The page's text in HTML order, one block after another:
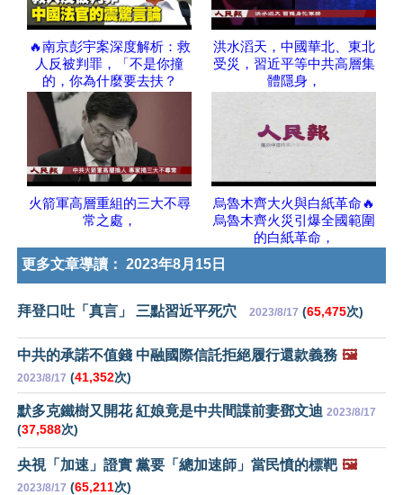
🔥南京彭宇案深度解析：救
人反被判罪，「不是你撞
的，你為什麼要去扶？
洪水滔天，中國華北、東北
受災，習近平等中共高層集
體隱身，
火箭軍高層重組的三大不尋
常之處，
烏魯木齊大火與白紙革命🔥
烏魯木齊火災引爆全國範圍
的白紙革命，
更多文章導讀： 2023年8月15日
拜登口吐「真言」 三點習近平死穴 2023/8/17 (65,475次)
中共的承諾不值錢 中融國際信託拒絕履行還款義務 🖼️
2023/8/17 (41,352次)
默多克鐵樹又開花 紅娘竟是中共間諜前妻鄧文迪 2023/8/17
(37,588次)
央視「加速」證實 黨要「總加速師」當民憤的標靶 🖼️
2023/8/17 (65,211次)